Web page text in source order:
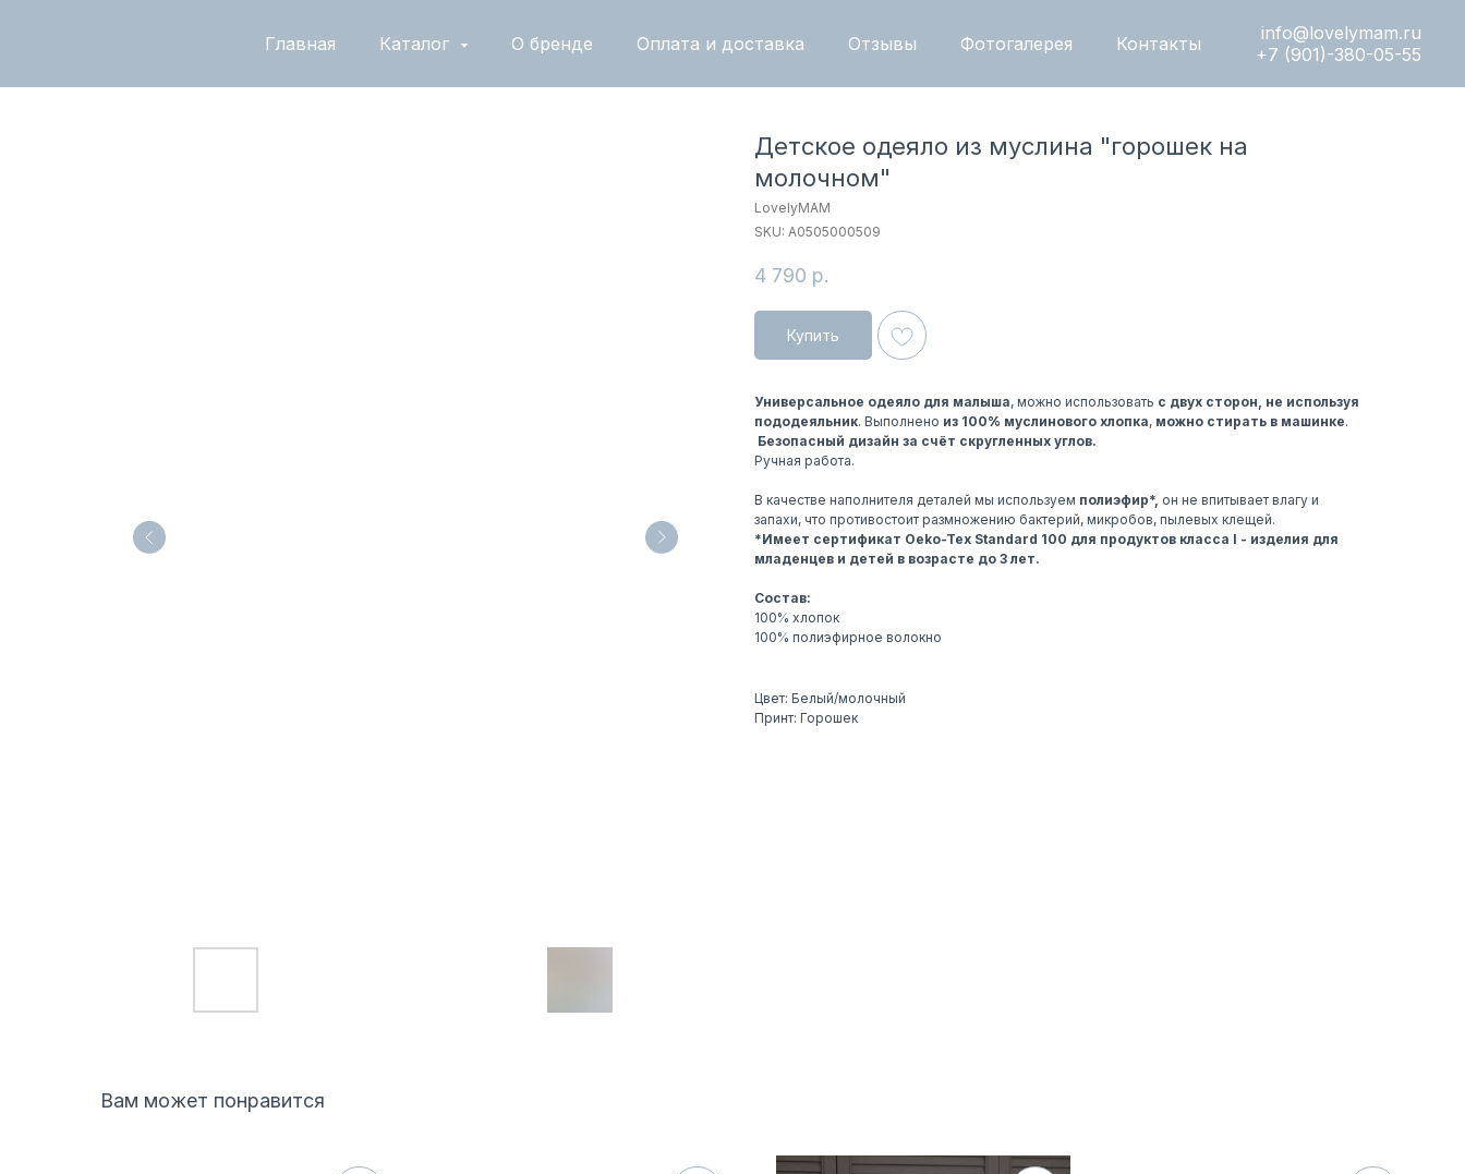
Главная Каталог О бренде Оплата и доставка Отзывы Фотогалерея Контакты
info@lovelymam.ru
+7 (901)-380-05-55
Детское одеяло из муслина "горошек на
молочном"
LovelyMAM
SKU: A0505000509
4 790 р.
Купить
Универсальное одеяло для малыша, можно использовать с двух сторон, не используя
пододеяльник. Выполнено из 100% муслинового хлопка, можно стирать в машинке.​​
Безопасный дизайн за счёт скругленных углов.
Ручная работа.
В качестве наполнителя деталей мы используем полиэфир*, он не впитывает влагу и
запахи, что противостоит размножению бактерий, микробов, пылевых клещей.
*Имеет сертификат Oeko-Tex Standard 100 для продуктов класса I - изделия для
младенцев и детей в возрасте до 3 лет.
Состав:
100% хлопок
100% полиэфирное волокно
Цвет: Белый/молочный
Принт: Горошек
Вам может понравится